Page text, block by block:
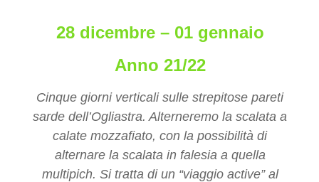
28 dicembre – 01 gennaio
Anno 21/22
Cinque giorni verticali sulle strepitose pareti
sarde dell’Ogliastra. Alterneremo la scalata a
calate mozzafiato, con la possibilità di
alternare la scalata in falesia a quella
multipich. Si tratta di un “viaggio active” al